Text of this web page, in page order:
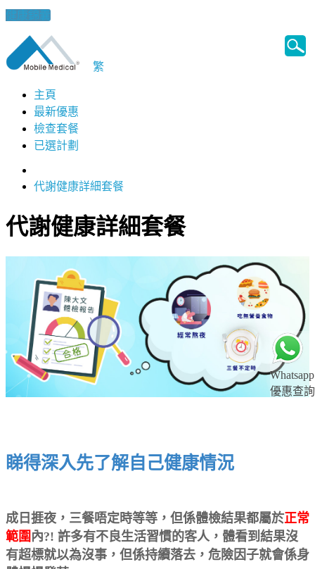
健康錦囊
Whatsapp
優惠查詢
繁
主頁
最新優惠
檢查套餐
已選計劃
代謝健康詳細套餐
代謝健康詳細套餐
睇得深入先了解自己健康情況
成日捱夜，三餐唔定時等等，但係體檢結果都屬於正常
範圍 內?! 許多有不良生活習慣的客人，體看到結果沒
有超標就以為沒事，但係持續落去，危險因子就會係身